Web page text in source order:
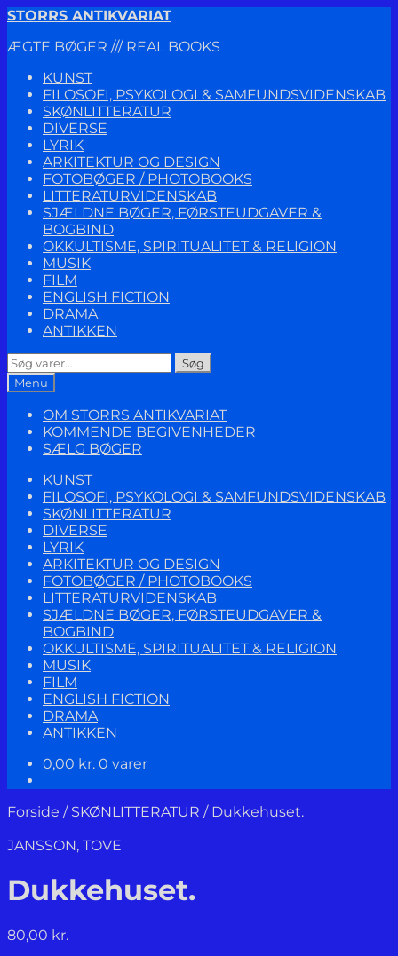
Spring
navigation
Spring
indhold
STORRS ANTIKVARIAT
ÆGTE BØGER /// REAL BOOKS
KUNST
FILOSOFI, PSYKOLOGI & SAMFUNDSVIDENSKAB
SKØNLITTERATUR
DIVERSE
LYRIK
ARKITEKTUR OG DESIGN
FOTOBØGER / PHOTOBOOKS
LITTERATURVIDENSKAB
SJÆLDNE BØGER, FØRSTEUDGAVER &
BOGBIND
OKKULTISME, SPIRITUALITET & RELIGION
MUSIK
FILM
ENGLISH FICTION
DRAMA
ANTIKKEN
Søg
efter:
Søg
Menu
OM STORRS ANTIKVARIAT
KOMMENDE BEGIVENHEDER
SÆLG BØGER
KUNST
FILOSOFI, PSYKOLOGI & SAMFUNDSVIDENSKAB
SKØNLITTERATUR
DIVERSE
LYRIK
ARKITEKTUR OG DESIGN
FOTOBØGER / PHOTOBOOKS
LITTERATURVIDENSKAB
SJÆLDNE BØGER, FØRSTEUDGAVER &
BOGBIND
OKKULTISME, SPIRITUALITET & RELIGION
MUSIK
FILM
ENGLISH FICTION
DRAMA
ANTIKKEN
0,00 kr. 0 varer
Forside / SKØNLITTERATUR / Dukkehuset.
JANSSON, TOVE
Dukkehuset.
80,00 kr.